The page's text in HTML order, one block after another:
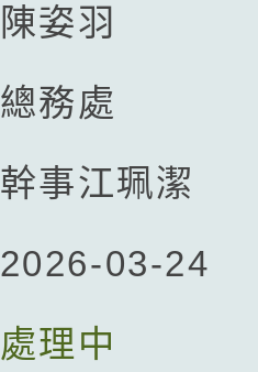
陳姿羽
總務處
幹事江珮潔
2026-03-24
處理中